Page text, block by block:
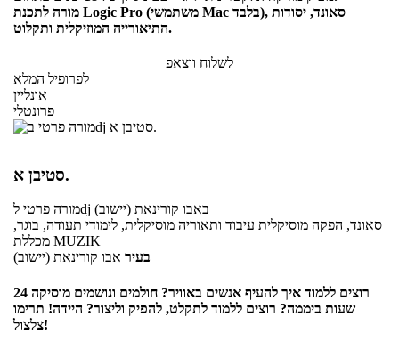
מורה לתכנת Logic Pro (משתמשי Mac בלבד), סאונד, יסודות
התיאורייה המוזיקלית ותקלוט.
לשלוח ווצאפ
לפרופיל המלא
אונליין
פרונטלי
סטיבן א.
מורה פרטילdj באבו קורינאת (יישוב)
סאונד, הפקה מוסיקלית עיבוד ותאוריה מוסיקלית, לימודי תעודה, בוגר,
מכללת MUZIK
בעיר אבו קורינאת (יישוב)
רוצים ללמוד איך להעיף אנשים באוויר? חולמים ונושמים מוסיקה 24
שעות ביממה? רוצים ללמוד לתקלט, להפיק וליצור? היידה! תרימו
צלצול!